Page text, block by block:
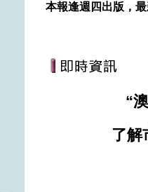
本報逢週四出版，
“
了解